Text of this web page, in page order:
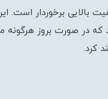
بالایی برخوردار است.
در صورت بروز هرگونه
کرد.